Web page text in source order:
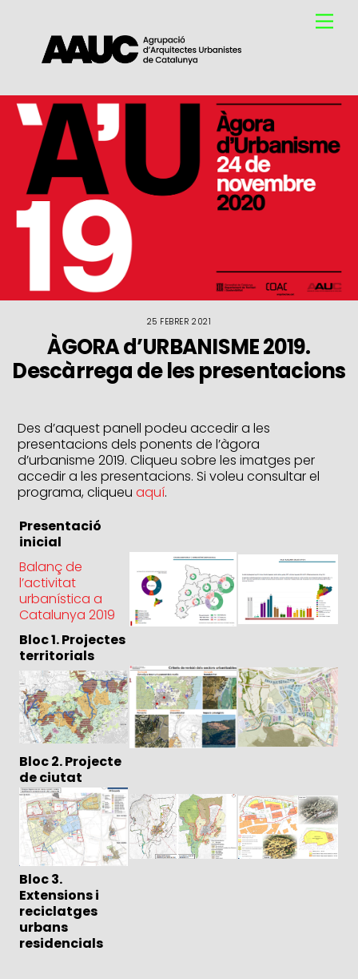
content
25 FEBRER 2021
ÀGORA d’URBANISME 2019.
Descàrrega de les presentacions
Des d’aquest panell podeu accedir a les
presentacions dels ponents de l’àgora
d’urbanisme 2019. Cliqueu sobre les imatges per
accedir a les presentacions. Si voleu consultar el
programa, cliqueuaquí.
Presentació
inicial
Balanç de
l’activitat
urbanística a
Catalunya 2019
Bloc 1. Projectes
territorials
Bloc 2. Projecte
de ciutat
Bloc 3.
Extensions i
reciclatges
urbans
residencials